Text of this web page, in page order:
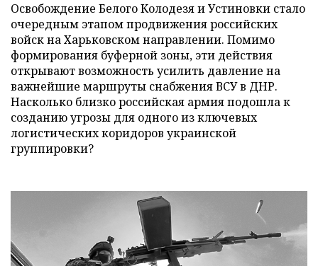
Освобождение Белого Колодезя и Устиновки стало
очередным этапом продвижения российских
войск на Харьковском направлении. Помимо
формирования буферной зоны, эти действия
открывают возможность усилить давление на
важнейшие маршруты снабжения ВСУ в ДНР.
Насколько близко российская армия подошла к
созданию угрозы для одного из ключевых
логистических коридоров украинской
группировки?